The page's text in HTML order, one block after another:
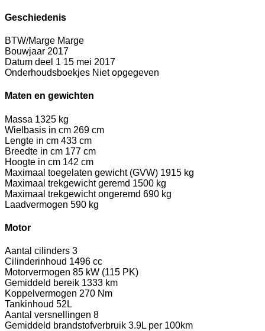
Geschiedenis
BTW/Marge Marge
Bouwjaar 2017
Datum deel 1 15 mei 2017
Onderhoudsboekjes Niet opgegeven
Maten en gewichten
Massa 1325 kg
Wielbasis in cm 269 cm
Lengte in cm 433 cm
Breedte in cm 177 cm
Hoogte in cm 142 cm
Maximaal toegelaten gewicht (GVW) 1915 kg
Maximaal trekgewicht geremd 1500 kg
Maximaal trekgewicht ongeremd 690 kg
Laadvermogen 590 kg
Motor
Aantal cilinders 3
Cilinderinhoud 1496 cc
Motorvermogen 85 kW (115 PK)
Gemiddeld bereik 1333 km
Koppelvermogen 270 Nm
Tankinhoud 52L
Aantal versnellingen 8
Gemiddeld brandstofverbruik 3.9L per 100km